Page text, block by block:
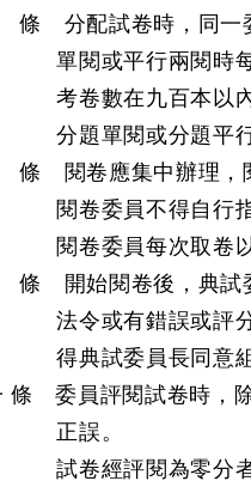
分配試卷時，同一委
單閱或平行兩閱時
考卷數在九百本以
分題單閱或分題平
閱卷應集中辦理，閱
閱卷委員不得自行
閱卷委員每次取卷
開始閱卷後，典試委
法令或有錯誤或評
得典試委員長同意
條 委員評閱試卷時，
正誤。
試卷經評閱為零分